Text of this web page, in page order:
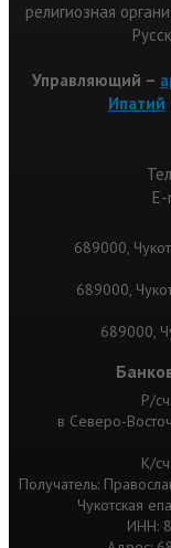
религиозная
Управляющий –
Ипатий
Е-
689000,
689000,
689000,
Р/
в Северо-
К/
Получатель:
Чукотская
ИНН: